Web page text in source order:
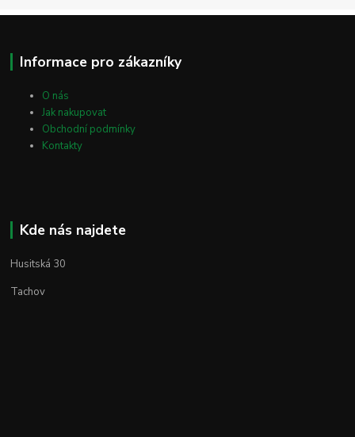
Informace pro zákazníky
O nás
Jak nakupovat
Obchodní podmínky
Kontakty
Kde nás najdete
Husitská 30
Tachov